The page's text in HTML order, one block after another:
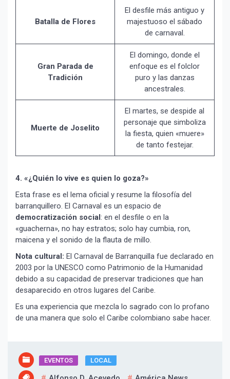
Batalla de Flores
El desfile más antiguo y
majestuoso el sábado
de carnaval.
Gran Parada de
Tradición
El domingo, donde el
enfoque es el folclor
puro y las danzas
ancestrales.
Muerte de Joselito
El martes, se despide al
personaje que simboliza
la fiesta, quien «muere»
de tanto festejar.
4. «¿Quién lo vive es quien lo goza?»
Esta frase es el lema oficial y resume la filosofía del
barranquillero. El Carnaval es un espacio de
democratización social: en el desfile o en la
«guacherna», no hay estratos; solo hay cumbia, ron,
maicena y el sonido de la flauta de millo.
Nota cultural: El Carnaval de Barranquilla fue declarado en
2003 por la UNESCO como Patrimonio de la Humanidad
debido a su capacidad de preservar tradiciones que han
desaparecido en otros lugares del Caribe.
Es una experiencia que mezcla lo sagrado con lo profano
de una manera que solo el Caribe colombiano sabe hacer.
EVENTOS LOCAL